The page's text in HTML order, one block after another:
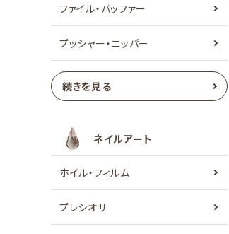
ファイル・バッファー
プッシャー・ニッパー
続きを見る
ネイルアート
ホイル・フィルム
プレシオサ